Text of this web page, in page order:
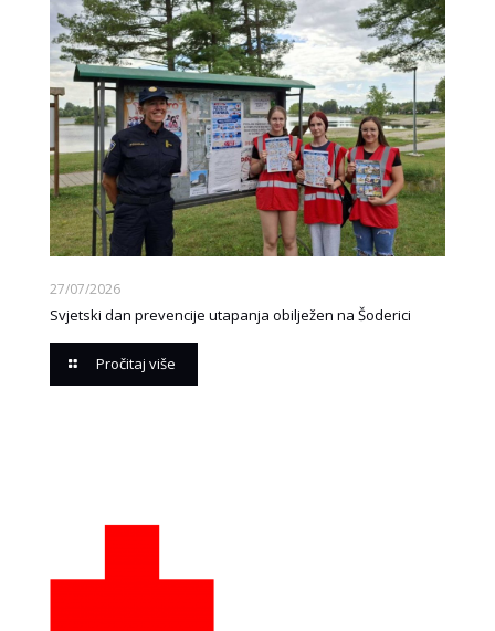
27/07/2026
Svjetski dan prevencije utapanja obilježen na Šoderici
Pročitaj više